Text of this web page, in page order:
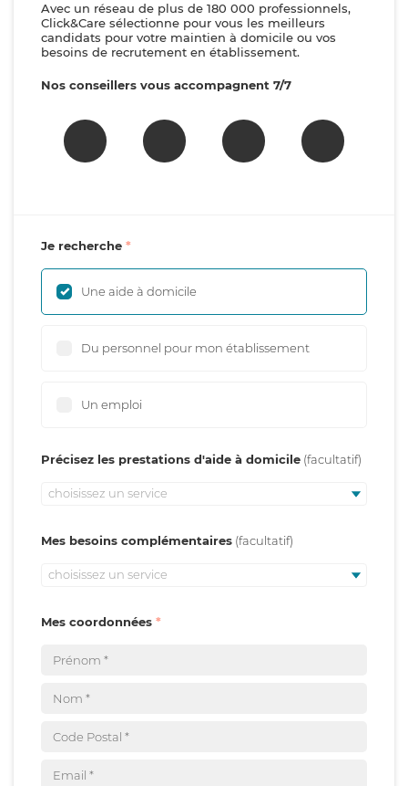
Avec un réseau de plus de 180 000 professionnels,
Click&Care sélectionne pour vous les meilleurs
candidats pour votre maintien à domicile ou vos
besoins de recrutement en établissement.
Nos conseillers vous accompagnent 7/7
Je recherche
Une aide à domicile
Du personnel pour mon établissement
Un emploi
Précisez les prestations d'aide à domicile
choisissez un service
Mes besoins complémentaires
choisissez un service
Mes coordonnées